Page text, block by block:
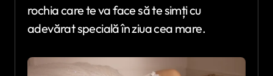
rochia care te va face să te simți cu
adevărat specială în ziua cea mare.